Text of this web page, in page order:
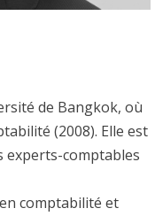
de Bangkok, où
(2008). Elle est
experts-comptables
comptabilité et